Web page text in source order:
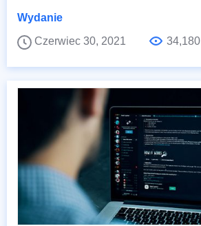
Wydanie
Czerwiec 30, 2021
34,180